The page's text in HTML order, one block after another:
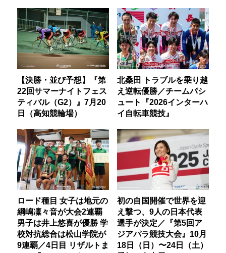
【決勝・並び予想】『第
22回サマーナイトフェス
ティバル（G2）』7月20
日（高知競輪場）
北桑田 トラブルを乗り越
え逆転優勝／チームパシ
ュート『2026インターハ
イ自転車競技』
ロード種目 女子は地元の
綱嶋凜々音が大会2連覇
男子は井上悠喜が優勝 学
校対抗総合は松山学院が
9連覇／4日目 リザルトま
初の自国開催で世界を迎
え撃つ、9人の日本代表
選手が決定／『第5回ア
ジアパラ競技大会』10月
18日（日）〜24日（土）